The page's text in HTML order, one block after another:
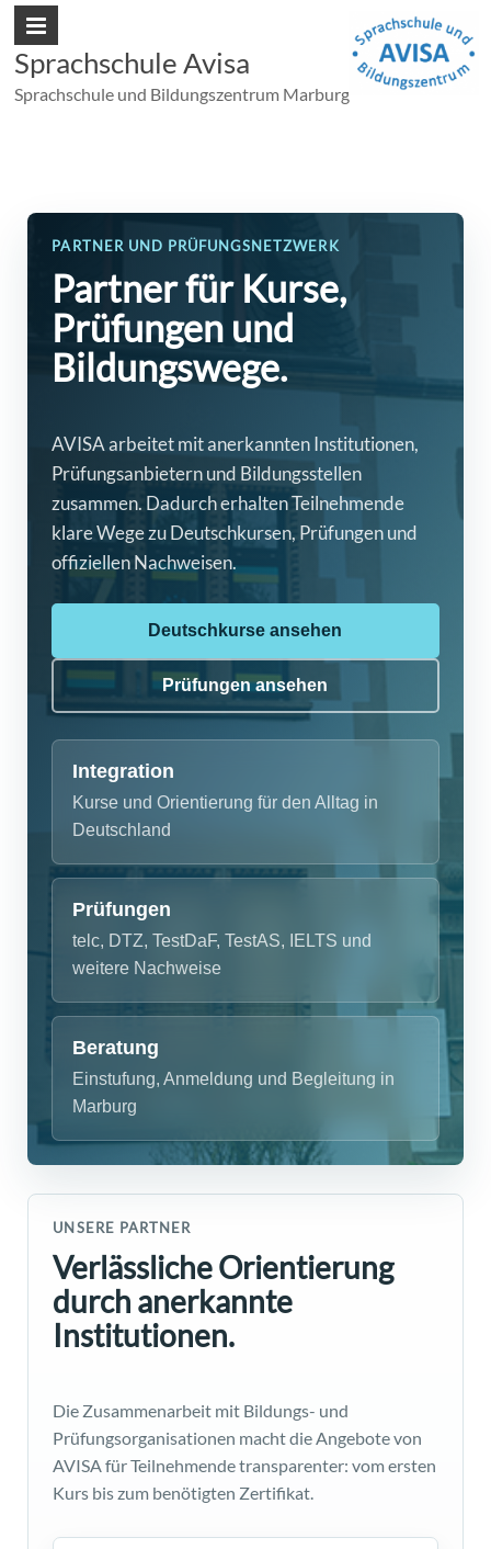
Sprachschule Avisa
Sprachschule und Bildungszentrum Marburg
PARTNER UND PRÜFUNGSNETZWERK
Partner für Kurse,
Prüfungen und
Bildungswege.
AVISA arbeitet mit anerkannten Institutionen,
Prüfungsanbietern und Bildungsstellen
zusammen. Dadurch erhalten Teilnehmende
klare Wege zu Deutschkursen, Prüfungen und
offiziellen Nachweisen.
Deutschkurse ansehen
Prüfungen ansehen
Integration
Kurse und Orientierung für den Alltag in
Deutschland
Prüfungen
telc, DTZ, TestDaF, TestAS, IELTS und
weitere Nachweise
Beratung
Einstufung, Anmeldung und Begleitung in
Marburg
UNSERE PARTNER
Verlässliche Orientierung
durch anerkannte
Institutionen.
Die Zusammenarbeit mit Bildungs- und
Prüfungsorganisationen macht die Angebote von
AVISA für Teilnehmende transparenter: vom ersten
Kurs bis zum benötigten Zertifikat.